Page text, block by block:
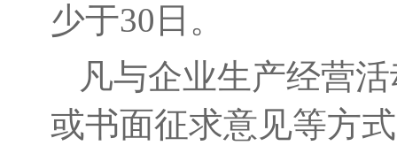
少于30 日。
凡与企业生产经营
或书面征求意见等方